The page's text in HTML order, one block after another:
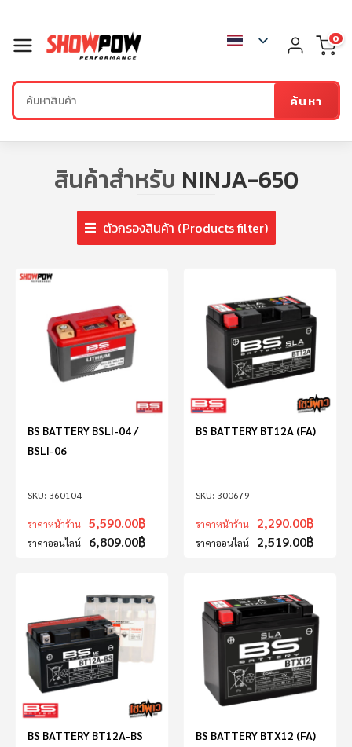
ค้นหา
0
สินค้าสำหรับ NINJA-650
ตัวกรองสินค้า (Products filter)
360104
BS BATTERY BSLI-04 /
BSLI-06
ราคาหน้าร้าน 5,590.00฿
ราคาออนไลน์ 6,809.00฿
300679
BS BATTERY BT12A (FA)
ราคาหน้าร้าน 2,290.00฿
ราคาออนไลน์ 2,519.00฿
BS BATTERY BT12A-BS
BS BATTERY BTX12 (FA)